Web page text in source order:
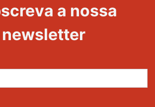
a nossa
newsletter